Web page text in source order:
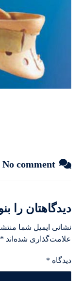
No comment
دیدگاهتان را
نشانی ایمیل شما
علامت‌گذاری شده‌اند *
دیدگاه *